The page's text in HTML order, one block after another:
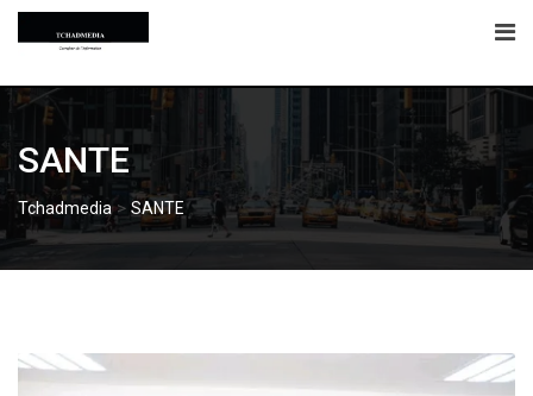
Skip
SANTE
Tchadmedia> SANTE